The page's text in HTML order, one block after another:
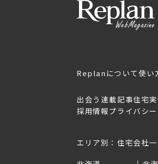
Replanについて使い
出会う 連載記事住宅
採用情報プライバシ
エリア別：住宅会社
2026年3月11日